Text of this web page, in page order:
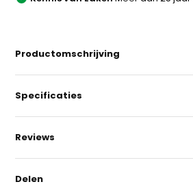
Productomschrijving
Specificaties
Reviews
Delen